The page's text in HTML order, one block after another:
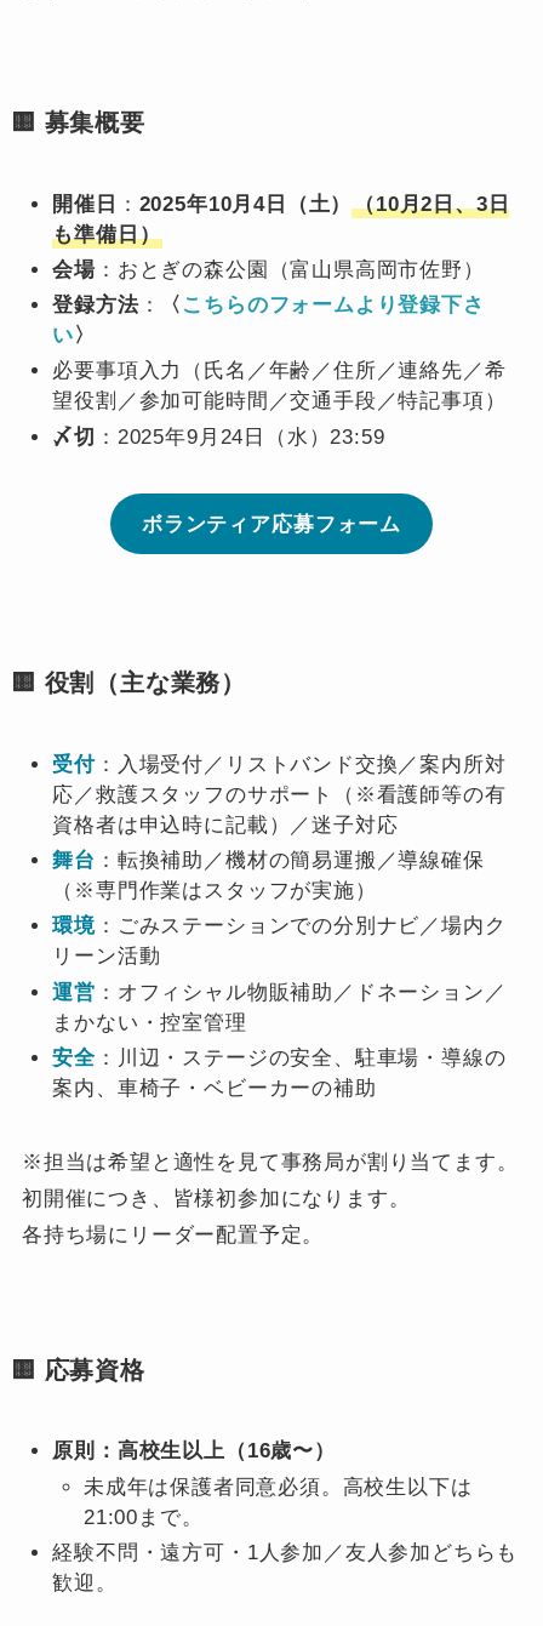
🟨 募集概要
開催日 ： 2025年10月4日（土）（10月2日、3日
も準備日）
会場 ：おとぎの森公園（富山県高岡市佐野）
登録方法 ： 〈 こちらのフォームより登録下さ
い〉
必要事項入力（氏名／年齢／住所／連絡先／希
望役割／参加可能時間／交通手段／特記事項）
〆切 ：2025年9月24日（水）23:59
ボランティア応募フォーム
🟨 役割（主な業務）
受付 ：入場受付／リストバンド交換／案内所対
応／救護スタッフのサポート（※看護師等の有
資格者は申込時に記載）／迷子対応
舞台 ：転換補助／機材の簡易運搬／導線確保
（※専門作業はスタッフが実施）
環境 ：ごみステーションでの分別ナビ／場内ク
リーン活動
運営 ：オフィシャル物販補助／ドネーション／
まかない・控室管理
安全 ：川辺・ステージの安全、駐車場・導線の
案内、車椅子・ベビーカーの補助
※担当は希望と適性を見て事務局が割り当てます。
初開催につき、皆様初参加になります。
各持ち場にリーダー配置予定。
🟨 応募資格
原則：高校生以上（16歳〜）
未成年は保護者同意必須。高校生以下は
21:00まで。
経験不問・遠方可・1人参加／友人参加どちらも
歓迎。